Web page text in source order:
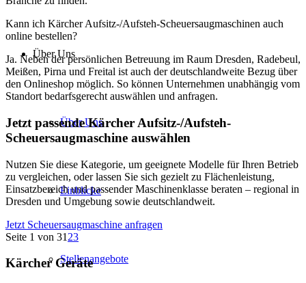
Über Uns
Über Uns
Einblicke
Stellenangebote
Kann ich Kärcher Aufsitz-/Aufsteh-Scheuersaugmaschinen auch
online bestellen?
Ja. Neben der persönlichen Betreuung im Raum Dresden, Radebeul,
Meißen, Pirna und Freital ist auch der deutschlandweite Bezug über
den Onlineshop möglich. So können Unternehmen unabhängig vom
Standort bedarfsgerecht auswählen und anfragen.
Jetzt passende Kärcher Aufsitz-/Aufsteh-
Scheuersaugmaschine auswählen
Nutzen Sie diese Kategorie, um geeignete Modelle für Ihren Betrieb
zu vergleichen, oder lassen Sie sich gezielt zu Flächenleistung,
Einsatzbereich und passender Maschinenklasse beraten – regional in
Dresden und Umgebung sowie deutschlandweit.
Jetzt Scheuersaugmaschine anfragen
Seite 1 von 31 23
Kärcher Geräte